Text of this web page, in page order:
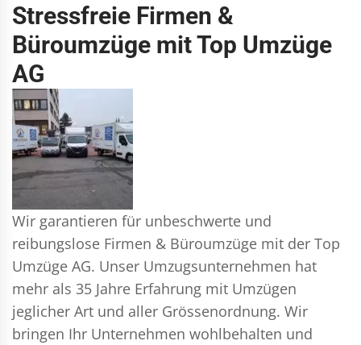
Stressfreie Firmen &
Büroumzüge mit Top Umzüge
AG
Wir garantieren für unbeschwerte und
reibungslose Firmen & Büroumzüge mit der Top
Umzüge AG. Unser Umzugsunternehmen hat
mehr als 35 Jahre Erfahrung mit Umzügen
jeglicher Art und aller Grössenordnung. Wir
bringen Ihr Unternehmen wohlbehalten und